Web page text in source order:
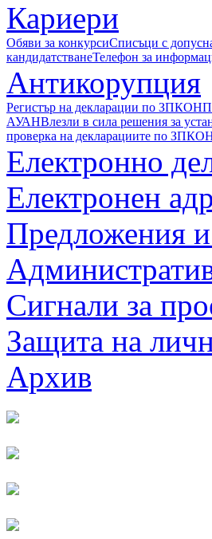
Кариери
Обяви за конкурсиСписъци с
кандидатстванеТелефон за
Антикорупция
Регистър на декларации по
АУАНВлезли в сила решения за
проверка на декларациите по
Електронно
Електронен
Предложения
Сигнали за
Защита на
Архив